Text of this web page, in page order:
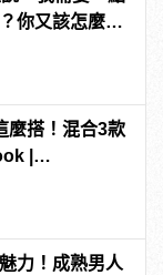
你又該怎麼
麼搭！混合3款
|
力！成熟男人